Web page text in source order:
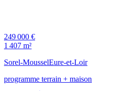
249 000 €
1 407 m²
Sorel-MousselEure-et-Loir
programme terrain + maison